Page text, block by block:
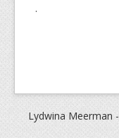
.
Lydwina Meerman -